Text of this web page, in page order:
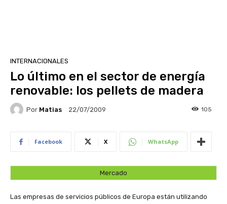
INTERNACIONALES
Lo último en el sector de energía
renovable: los pellets de madera
Por Matias 22/07/2009 105
Facebook X WhatsApp
Mercado
Las empresas de servicios públicos de Europa están utilizando